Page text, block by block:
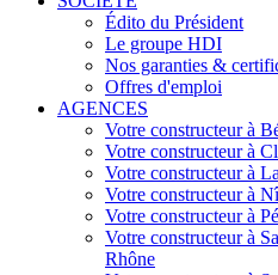
Édito du Président
Le groupe HDI
Nos garanties &
Offres d'emploi
AGENCES
Votre constructeur à
Votre constructeur à
Votre constructeur à
Votre constructeur à
Votre constructeur à
Votre constructeur à
Rhône